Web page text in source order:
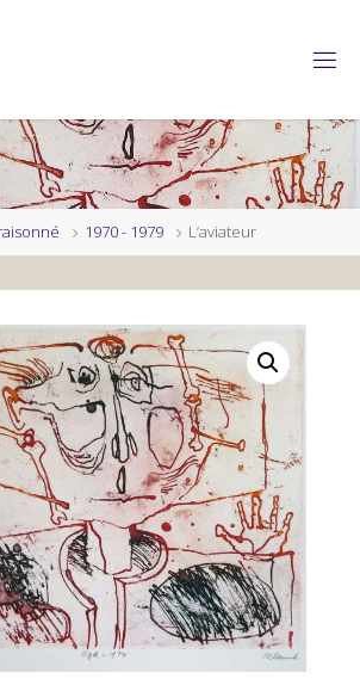
1970 - 1979 L’aviateur